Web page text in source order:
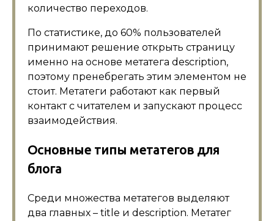
количество переходов.
По статистике, до 60% пользователей
принимают решение открыть страницу
именно на основе метатега description,
поэтому пренебрегать этим элементом не
стоит. Метатеги работают как первый
контакт с читателем и запускают процесс
взаимодействия.
Основные типы метатегов для
блога
Среди множества метатегов выделяют
два главных – title и description. Метатег